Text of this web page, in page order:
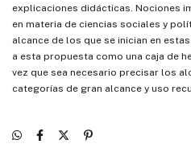
explicaciones didácticas. Nociones
en materia de ciencias sociales y
alcance de los que se inician en
a esta propuesta como una caja de
vez que sea necesario precisar los
categorías de gran alcance y uso